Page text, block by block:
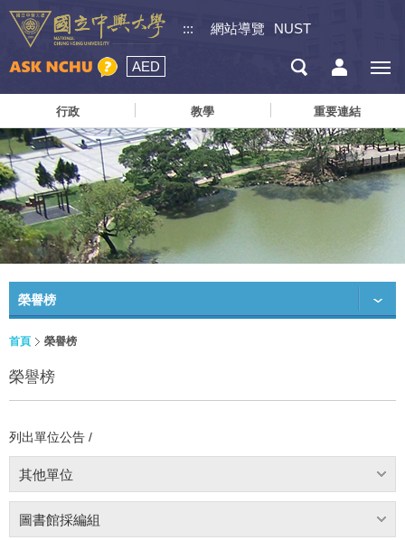
::: 網站導覽 NUST
AED
行政 教學 重要連結
榮譽榜
首頁 榮譽榜
榮譽榜
列出單位公告 /
其他單位
圖書館採編組